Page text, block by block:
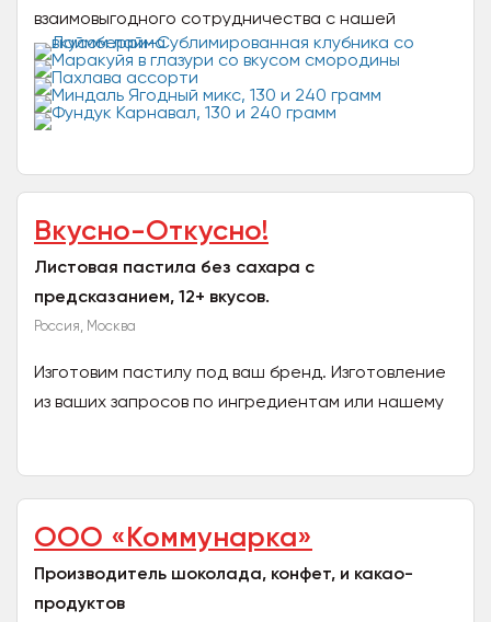
взаимовыгодного сотрудничества с нашей
компанией, производящей уникальный
ассортимент высококачественных драже в...
Вкусно-Откусно!
Листовая пастила без сахара с
предсказанием, 12+ вкусов.
Россия, Москва
Изготовим пастилу под ваш бренд. Изготовление
из ваших запросов по ингредиентам или нашему
ООО «Коммунарка»
Производитель шоколада, конфет, и какао-
продуктов